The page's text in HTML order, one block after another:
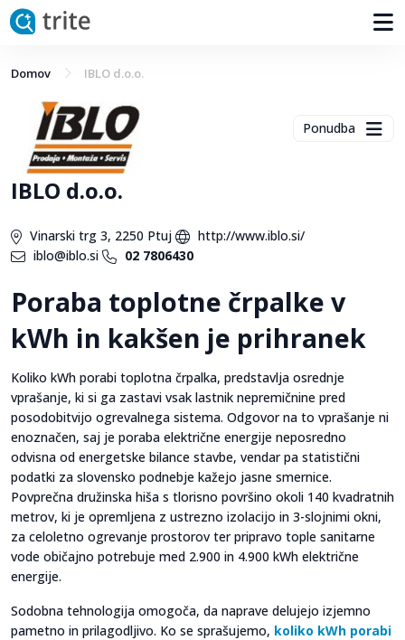
Domov IBLO d.o.o.
Ponudba
IBLO d.o.o.
Vinarski trg 3, 2250 Ptuj
http://www.iblo.si/
iblo@iblo.si
02 7806430
Poraba toplotne črpalke v
kWh in kakšen je prihranek
Koliko kWh porabi toplotna črpalka, predstavlja osrednje
vprašanje, ki si ga zastavi vsak lastnik nepremičnine pred
posodobitvijo ogrevalnega sistema. Odgovor na to vprašanje ni
enoznačen, saj je poraba električne energije neposredno
odvisna od energetske bilance stavbe, vendar pa statistični
podatki za slovensko podnebje kažejo jasne smernice.
Povprečna družinska hiša s tlorisno površino okoli 140 kvadratnih
metrov, ki je opremljena z ustrezno izolacijo in 3-slojnimi okni,
za celoletno ogrevanje prostorov ter pripravo tople sanitarne
vode običajno potrebuje med 2.900 in 4.900 kWh električne
energije.
Sodobna tehnologija omogoča, da naprave delujejo izjemno
pametno in prilagodljivo. Ko se sprašujemo, koliko kWh porabi